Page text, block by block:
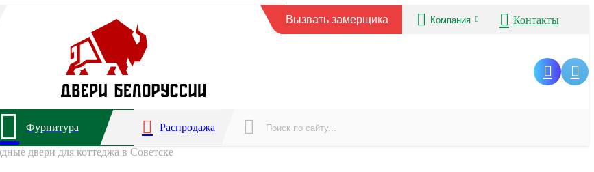
Вызвать замерщика Компания Контакты
Фурнитура Распродажа
двери для коттеджа в Советске